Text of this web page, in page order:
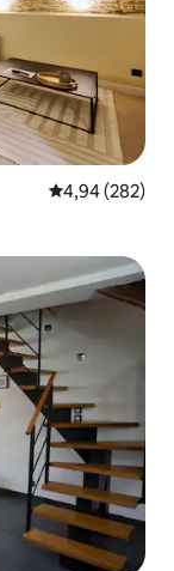
Gemiddelde
4,94 (282)